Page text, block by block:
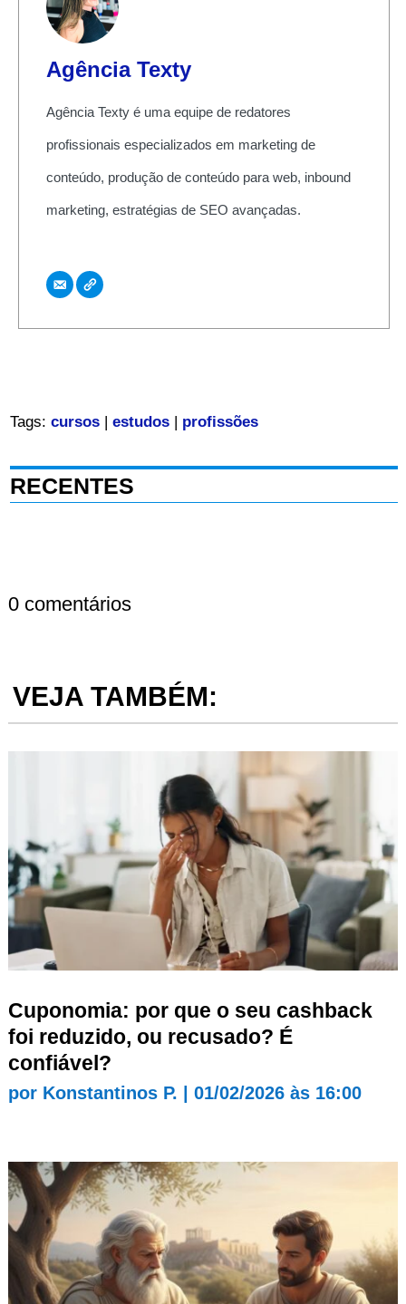
Agência Texty
Agência Texty é uma equipe de redatores
profissionais especializados em marketing de
conteúdo, produção de conteúdo para web, inbound
marketing, estratégias de SEO avançadas.
Tags: cursos| estudos| profissões
RECENTES
0 comentários
VEJA TAMBÉM:
Cuponomia: por que o seu cashback
foi reduzido, ou recusado? É
confiável?
por Konstantinos P. 01/02/2026 às 16:00